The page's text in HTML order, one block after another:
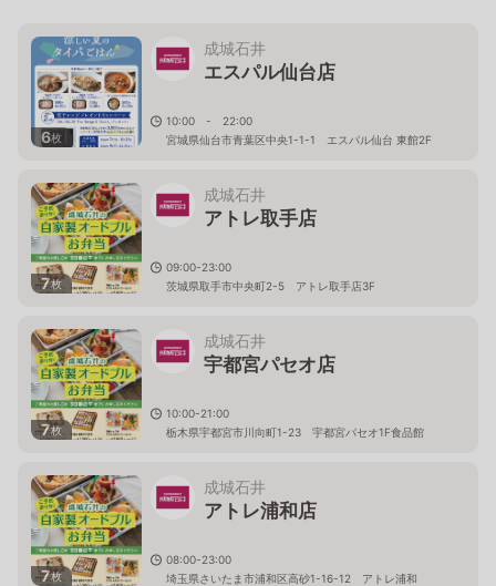
6枚
成城石井
エスパル仙台店
10:00 - 22:00
宮城県仙台市青葉区中央1-1-1 エスパル仙台 東館2F
7枚
成城石井
アトレ取手店
09:00-23:00
茨城県取手市中央町2-5 アトレ取手店3F
7枚
成城石井
宇都宮パセオ店
10:00-21:00
栃木県宇都宮市川向町1-23 宇都宮パセオ1F食品館
7枚
成城石井
アトレ浦和店
08:00-23:00
埼玉県さいたま市浦和区高砂1-16-12 アトレ浦和